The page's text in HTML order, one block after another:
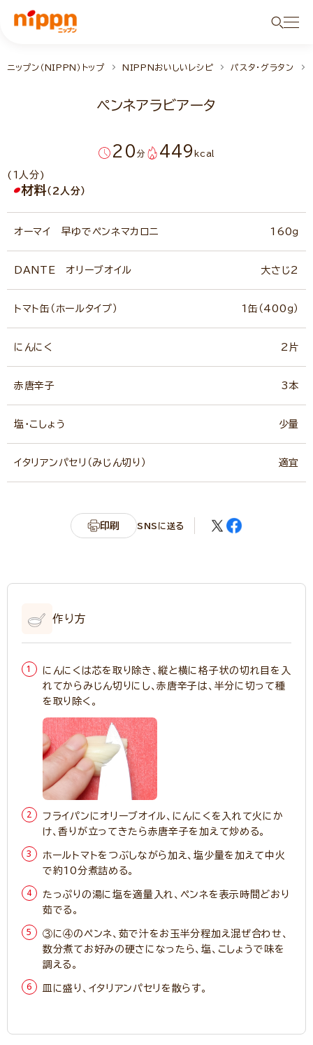
ニップン（NIPPN）トップ NIPPNおいしいレシピ パスタ・グラタン
ペンネアラビアータ
20 分 449kcal
(1人分)
材料（2人分）
オーマイ 早ゆでペンネマカロニ 160ｇ
DANTE オリーブオイル 大さじ2
トマト缶（ホールタイプ） 1缶（400ｇ）
にんにく 2片
赤唐辛子 3本
塩・こしょう 少量
イタリアンパセリ（みじん切り） 適宜
印刷 SNSに送る
作り方
にんにくは芯を取り除き、縦と横に格子状の切れ目を入
れてからみじん切りにし、赤唐辛子は、半分に切って種
を取り除く。
フライパンにオリーブオイル、にんにくを入れて火にか
け、香りが立ってきたら赤唐辛子を加えて炒める。
ホールトマトをつぶしながら加え、塩少量を加えて中火
で約10分煮詰める。
たっぷりの湯に塩を適量入れ、ペンネを表示時間どおり
茹でる。
③に④のペンネ、茹で汁をお玉半分程加え混ぜ合わせ、
数分煮てお好みの硬さになったら、塩、こしょうで味を
調える。
皿に盛り、イタリアンパセリを散らす。